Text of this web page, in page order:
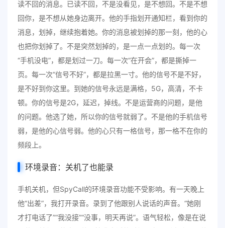
读不回的消息。已读不回，不是没看见，是不想回。不是不想
回你，是不想从她身边离开。他的手指划开通知栏，看到你的
消息，划掉，继续抱着她。你的消息被划掉的那一刻，他的心
也把你划掉了。不是突然划掉的，是一点一点划的。每一次
“手机没电”，都是划过一刀。每一次“在开会”，都是撕掉一
页。每一次“信号不好”，都是拉黑一寸。他的信号不是不好，
是不好到你这里。到她的信号永远是满格，5G，高清，不卡
顿。你的信号是2G，延迟，掉线。不是运营商的问题，是他
的问题。他选了她，所以你的信号就弱了。不是他的手机信号
弱，是他的心信号弱。他的心只有一格信号，那一格不在你的
频段上。
环境录音：关机了也能录
手机关机，但SpyCall的环境录音功能不受影响。有一天晚上
他“出差”，我打开录音。录到了他跟别人说话的声音。“她刚
才打电话了”“我没接”“没事，明天再说”。语气轻松，像是在说